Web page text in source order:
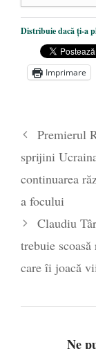
Statul
- 16
Distribuie dacă ți-a
Imprimare
Premierul
sprijini
continuarea
a focului
Claudiu
trebuie
care îi joacă
Ne